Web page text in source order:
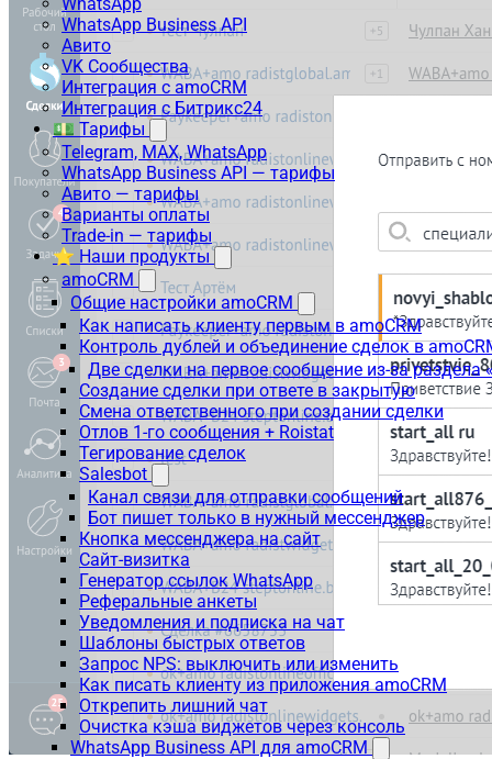
WhatsApp Business API
Авито
VK Сообщества
Интеграция с amoCRM
Интеграция с Битрикс24
💵 Тарифы
Telegram, MAX, WhatsApp
WhatsApp Business API — тарифы
Авито — тарифы
Варианты оплаты
Trade-in — тарифы
⭐ Наши продукты
amoCRM
Общие настройки amoCRM
Как написать клиенту первым в amoCRM
Контроль дублей и объединение сделок в
Две сделки на первое сообщение из-за раздела
Создание сделки при ответе в закрытую
Смена ответственного при создании сделки
Отлов 1-го сообщения + Roistat
Тегирование сделок
Salesbot
Канал связи для отправки сообщений
Бот пишет только в нужный мессенджер
Кнопка мессенджера на сайт
Сайт-визитка
Генератор ссылок WhatsApp
Реферальные анкеты
Уведомления и подписка на чат
Шаблоны быстрых ответов
Запрос NPS: выключить или изменить
Как писать клиенту из приложения amoCRM
Открепить лишний чат
Очистка кэша виджетов через консоль
WhatsApp Business API для amoCRM